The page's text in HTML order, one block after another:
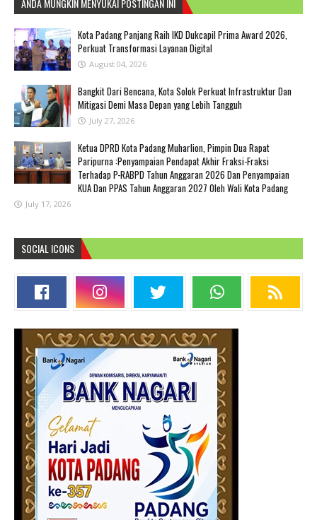
ANDA MUNGKIN MENYUKAI POSTINGAN INI
Kota Padang Panjang Raih IKD Dukcapil Prima Award 2026,
Perkuat Transformasi Layanan Digital
August 04, 2026
Bangkit Dari Bencana, Kota Solok Perkuat Infrastruktur Dan
Mitigasi Demi Masa Depan yang Lebih Tangguh
July 27, 2026
Ketua DPRD Kota Padang Muharlion, Pimpin Dua Rapat
Paripurna :Penyampaian Pendapat Akhir Fraksi-Fraksi
Terhadap P-RABPD Tahun Anggaran 2026 Dan Penyampaian
KUA Dan PPAS Tahun Anggaran 2027 Oleh Wali Kota Padang
July 17, 2026
SOCIAL ICONS